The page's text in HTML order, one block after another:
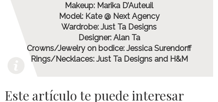
Makeup: Marika D’Auteuil
Model: Kate @ Next Agency
Wardrobe: Just Ta Designs
Designer: Alan Ta
Crowns/Jewelry on bodice: Jessica Surendorff
Rings/Necklaces: Just Ta Designs and H&M
Este artículo te puede interesar